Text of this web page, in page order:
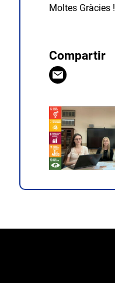
Moltes Gràcies !
Compartir